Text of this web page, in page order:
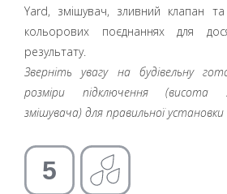
Yard, змішувач, зливний клапан
кольорових поєднаннях для
результату.
Зверніть увагу на будівельну
розміри підключення (висота
змішувача) для правильної установки